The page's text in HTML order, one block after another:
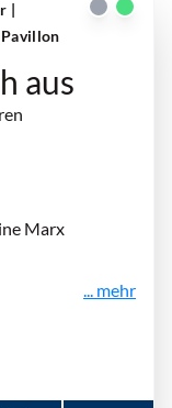
|
aus
Marx
... mehr